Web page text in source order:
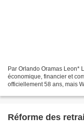
Par Orlando Oramas Leon*
économique, financier et
officiellement 58 ans, mais
Réforme des